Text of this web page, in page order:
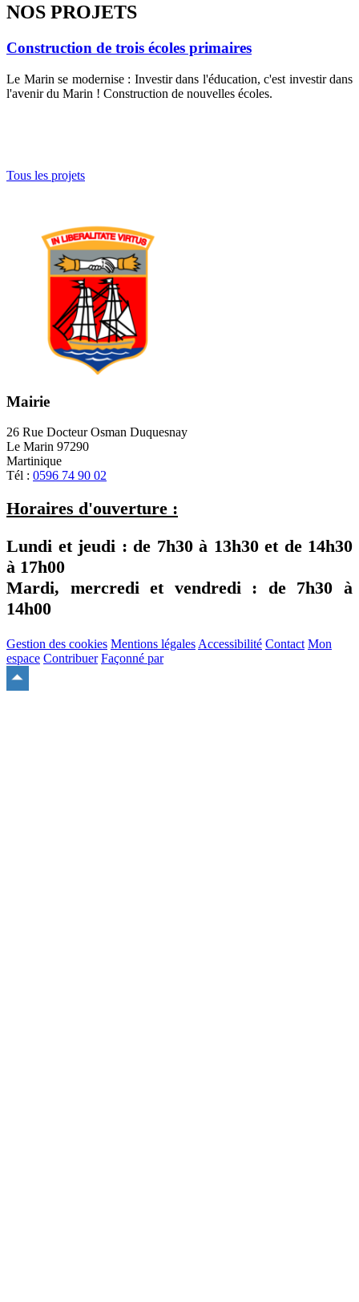
NOS PROJETS
Construction
trois
écoles
Construction de trois écoles primaires
Le Marin se modernise : Investir dans l'éducation, c'est investir dans
l'avenir du Marin ! Construction de nouvelles écoles.
Tous les projets
Mairie
26 Rue Docteur Osman Duquesnay
Le Marin 97290
Martinique
Tél : 0596 74 90 02
Horaires d'ouverture :
Lundi et jeudi : de 7h30à 13h30 et de 14h30
à 17h00
Mardi, mercredi et vendredi : de 7h30 à
14h00
Gestion des cookies Mentions légales Accessibilité Contact Mon
espace Contribuer Façonné par